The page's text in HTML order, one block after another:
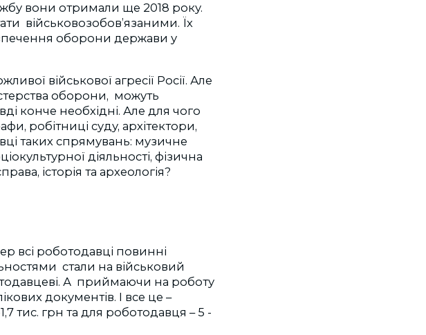
вони отримали ще 2018 року.
військовозобов’язаними. Їх
оборони держави у
військової агресії Росії. Але
оборони, можуть
конче необхідні. Але для чого
робітниці суду, архітектори,
таких спрямувань: музичне
діяльності, фізична
історія та археологія?
всі роботодавці повинні
стали на військовий
А приймаючи на роботу
документів. І все це –
тис. грн та для роботодавця – 5 -